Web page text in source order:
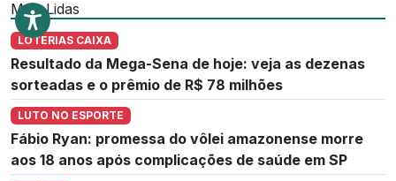
Mais Lidas
LOTERIAS CAIXA
Resultado da Mega-Sena de hoje: veja as dezenas
sorteadas e o prêmio de R$ 78 milhões
LUTO NO ESPORTE
Fábio Ryan: promessa do vôlei amazonense morre
aos 18 anos após complicações de saúde em SP